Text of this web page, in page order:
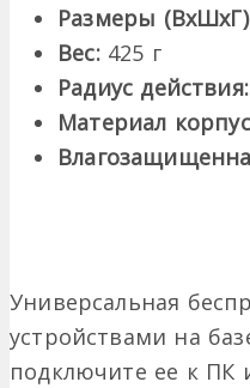
Размеры
Вес: 425 г
Радиус действия:
Материал
Универсальная
устройствами на
подключите ее к ПК